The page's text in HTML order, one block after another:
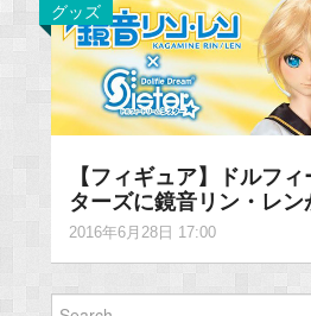
グッズ
【フィギュア】ドルフ
ターズに鏡音リン・レン
2016年6月28日 17:00